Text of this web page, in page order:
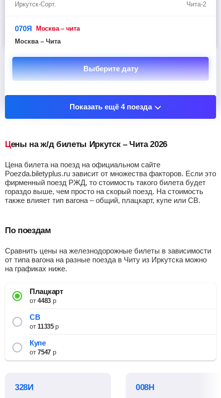
Иркутск-Сорт.
Чита-2
070Я
москва – чита
Москва – Чита
Выберите дату
Показать ещё 4 поезда
Цены на ж/д билеты Иркутск – Чита 2026
Цена билета на поезд на официальном сайте
Poezda.biletyplus.ru зависит от множества факторов. Если это
фирменный поезд РЖД, то стоимость такого билета будет
гораздо выше, чем просто на скорый поезд. На стоимость
также влияет тип вагона – общий, плацкарт, купе или СВ.
По поездам
Сравнить цены на железнодорожные билеты в зависимости
от типа вагона на разные поезда в Читу из Иркутска можно
на графиках ниже.
Плацкарт
от4483р
СВ
от11335р
Купе
от7547р
328И 008Н